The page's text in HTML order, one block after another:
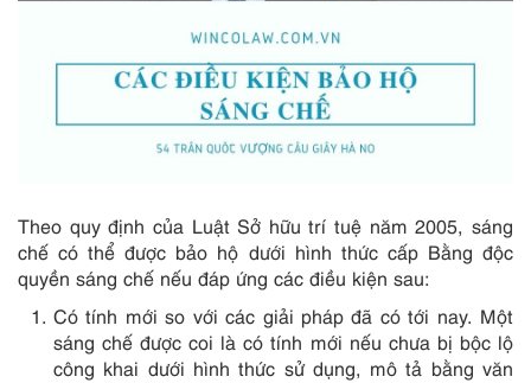
Theo quy định của Luật Sở hữu trí tuệ năm 2005, sáng
chế có thể được bảo hộ dưới hình thức cấp Bằng độc
quyền sáng chế nếu đáp ứng các điều kiện sau:
Có tính mới so với các giải pháp đã có tới nay. Một
sáng chế được coi là có tính mới nếu chưa bị bộc lộ
công khai dưới hình thức sử dụng, mô tả bằng văn